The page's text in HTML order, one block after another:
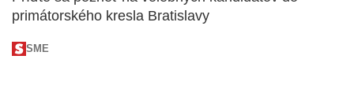
primátorského kresla Bratislavy
SME